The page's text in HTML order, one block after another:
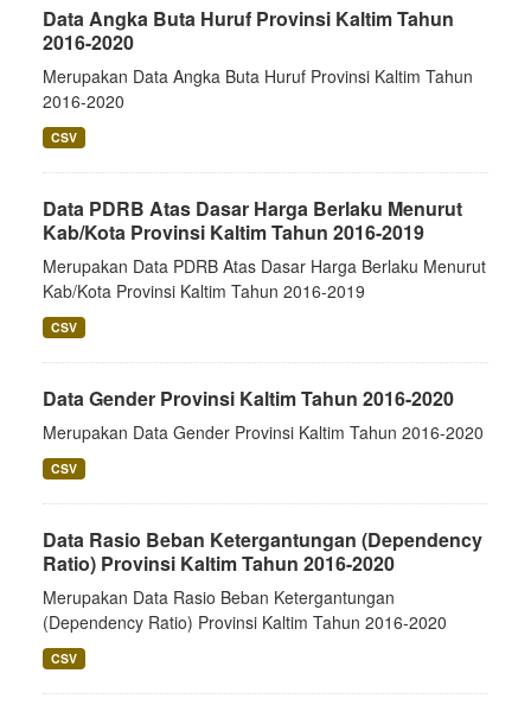
Data Angka Buta Huruf Provinsi Kaltim Tahun
2016-2020
Merupakan Data Angka Buta Huruf Provinsi Kaltim Tahun
2016-2020
CSV
Data PDRB Atas Dasar Harga Berlaku Menurut
Kab/Kota Provinsi Kaltim Tahun 2016-2019
Merupakan Data PDRB Atas Dasar Harga Berlaku Menurut
Kab/Kota Provinsi Kaltim Tahun 2016-2019
CSV
Data Gender Provinsi Kaltim Tahun 2016-2020
Merupakan Data Gender Provinsi Kaltim Tahun 2016-2020
CSV
Data Rasio Beban Ketergantungan (Dependency
Ratio) Provinsi Kaltim Tahun 2016-2020
Merupakan Data Rasio Beban Ketergantungan
(Dependency Ratio) Provinsi Kaltim Tahun 2016-2020
CSV